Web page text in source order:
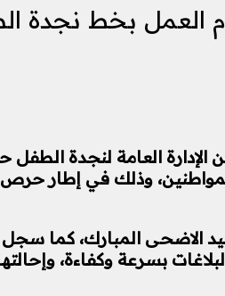
العمل بخط نجدة
المواطنين، وذلك في إطار
بسرعة وكفاءة، وإحالتها